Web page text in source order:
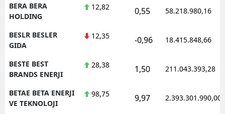
BERA BERA
HOLDING
12,82 0,55 58.218.980,16
BESLR BESLER
GIDA
12,35 -0,96 18.415.848,66
BESTE BEST
BRANDS ENERJI
28,38 1,50 211.043.393,28
BETAE BETA ENERJI
VE TEKNOLOJI
98,75 9,97 2.393.301.990,00